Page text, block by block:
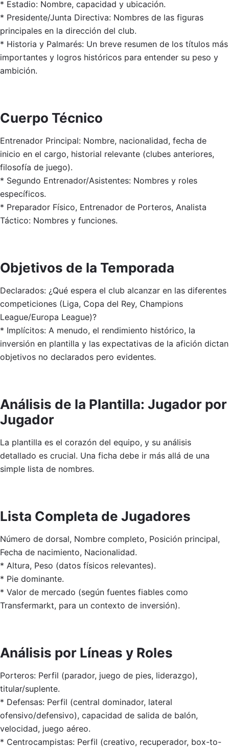
* Estadio: Nombre, capacidad y ubicación.
* Presidente/Junta Directiva: Nombres de las figuras
principales en la dirección del club.
* Historia y Palmarés: Un breve resumen de los títulos más
importantes y logros históricos para entender su peso y
ambición.
Cuerpo Técnico
Entrenador Principal: Nombre, nacionalidad, fecha de
inicio en el cargo, historial relevante (clubes anteriores,
filosofía de juego).
* Segundo Entrenador/Asistentes: Nombres y roles
específicos.
* Preparador Físico, Entrenador de Porteros, Analista
Táctico: Nombres y funciones.
Objetivos de la Temporada
Declarados: ¿Qué espera el club alcanzar en las diferentes
competiciones (Liga, Copa del Rey, Champions
League/Europa League)?
* Implícitos: A menudo, el rendimiento histórico, la
inversión en plantilla y las expectativas de la afición dictan
objetivos no declarados pero evidentes.
Análisis de la Plantilla: Jugador por
Jugador
La plantilla es el corazón del equipo, y su análisis
detallado es crucial. Una ficha debe ir más allá de una
simple lista de nombres.
Lista Completa de Jugadores
Número de dorsal, Nombre completo, Posición principal,
Fecha de nacimiento, Nacionalidad.
* Altura, Peso (datos físicos relevantes).
* Pie dominante.
* Valor de mercado (según fuentes fiables como
Transfermarkt, para un contexto de inversión).
Análisis por Líneas y Roles
Porteros: Perfil (parador, juego de pies, liderazgo),
titular/suplente.
* Defensas: Perfil (central dominador, lateral
ofensivo/defensivo), capacidad de salida de balón,
velocidad, juego aéreo.
* Centrocampistas: Perfil (creativo, recuperador, box-to-